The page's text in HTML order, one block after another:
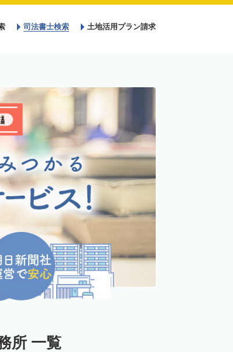
司法書士検索 土地活用プラン請求
所 一覧